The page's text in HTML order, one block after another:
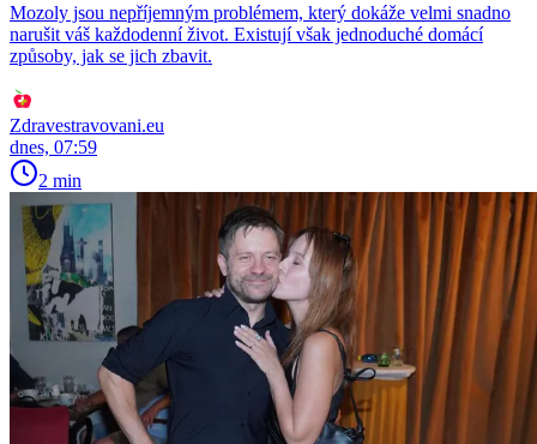
Mozoly jsou nepříjemným problémem, který dokáže velmi snadno
narušit váš každodenní život. Existují však jednoduché domácí
způsoby, jak se jich zbavit.
Zdravestravovani.eu
dnes, 07:59
2 min